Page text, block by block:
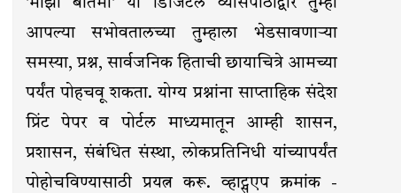
'माझी बातमी' या डिजिटल व्यासपीठाद्वारे तुम्ही
आपल्या सभोवतालच्या तुम्हाला भेडसावणाऱ्या
समस्या, प्रश्न, सार्वजनिक हिताची छायाचित्रे आमच्या
पर्यंत पोहचवू शकता. योग्य प्रश्नांना साप्ताहिक संदेश
प्रिंट पेपर व पोर्टल माध्यमातून आम्ही शासन,
प्रशासन, संबंधित संस्था, लोकप्रतिनिधी यांच्यापर्यंत
पोहोचविण्यासाठी प्रयत्न करू. व्हाट्सएप क्रमांक -